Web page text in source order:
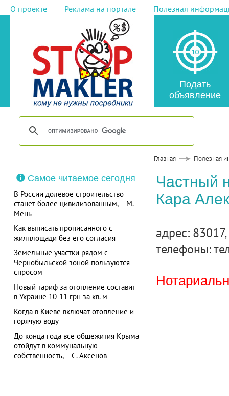
О проекте Реклама на портале Полезная
Подать
объявление
Главная Полезная
Самое читаемое сегодня
В России долевое строительство
станет более цивилизованным, – М.
Мень
Как выписать прописанного с
жилплощади без его согласия
Земельные участки рядом с
Чернобыльской зоной пользуются
спросом
Новый тариф за отопление составит
в Украине 10-11 грн за кв. м
Когда в Киеве включат отопление и
горячую воду
До конца года все общежития Крыма
отойдут в коммунальную
собственность, – С. Аксенов
Частный
Кара
адрес:
телефоны: